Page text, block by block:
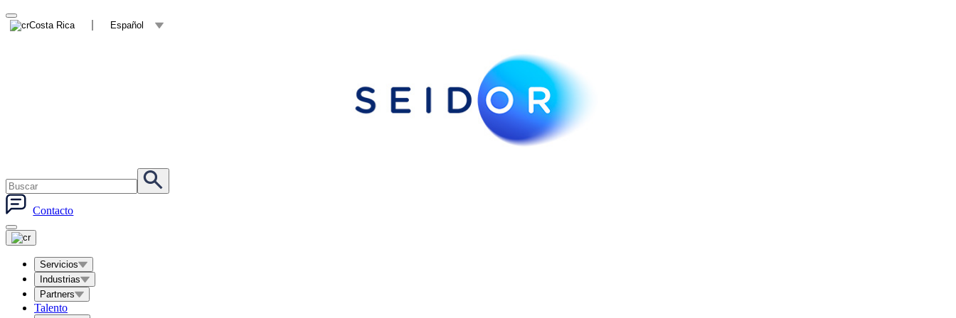
Costa Rica Español
Contacto
Servicios
Industrias
Partners
Talento